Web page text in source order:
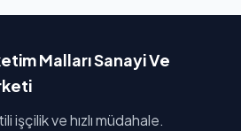
Malları Sanayi Ve
işçilik ve hızlı müdahale.